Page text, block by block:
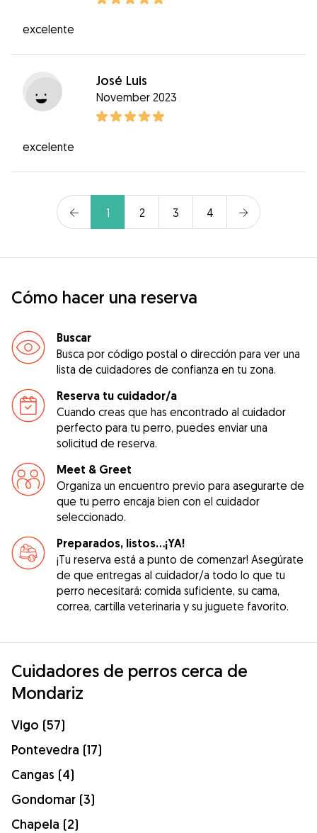
excelente
José Luis
November 2023
excelente
1 2 3 4
Cómo hacer una reserva
Buscar
Busca por código postal o dirección para ver una
lista de cuidadores de confianza en tu zona.
Reserva tu cuidador/a
Cuando creas que has encontrado al cuidador
perfecto para tu perro, puedes enviar una
solicitud de reserva.
Meet & Greet
Organiza un encuentro previo para asegurarte de
que tu perro encaja bien con el cuidador
seleccionado.
Preparados, listos...¡YA!
¡Tu reserva está a punto de comenzar! Asegúrate
de que entregas al cuidador/a todo lo que tu
perro necesitará: comida suficiente, su cama,
correa, cartilla veterinaria y su juguete favorito.
Cuidadores de perros cerca de
Mondariz
Vigo (57)
Pontevedra (17)
Cangas (4)
Gondomar (3)
Chapela (2)